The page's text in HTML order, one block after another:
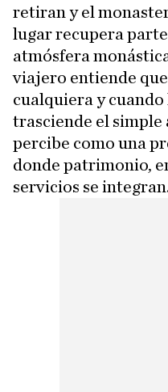
retiran y el
lugar recupera
atmósfera
viajero entiende
cualquiera y
trasciende el simple
percibe como una
donde patrimonio,
servicios se